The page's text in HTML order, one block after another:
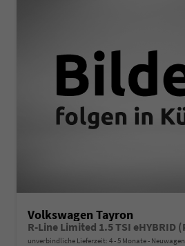
Volkswagen Tayron
unverbindliche Lieferzeit: 4 - 5 Monate Neuwagen